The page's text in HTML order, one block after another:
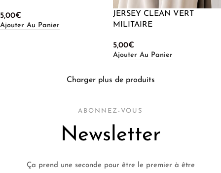
5,00€
Ajouter Au Panier
JERSEY CLEAN VERT
MILITAIRE
5,00€
Ajouter Au Panier
Charger plus de produits
ABONNEZ-VOUS
Newsletter
Ça prend une seconde pour être le premier à être